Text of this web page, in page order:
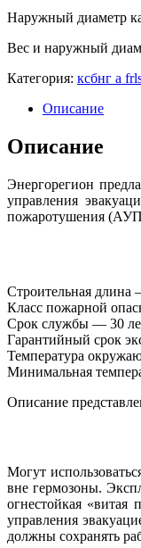
Наружный диаметр
Вес и наружный
Категория: ксбнг а
Описание
Описание
Энергорегион
управления
пожаротушения
Строительная длина
Класс пожарной
Срок службы — 30
Гарантийный срок
Температура
Минимальная
Описание
Могут
вне гермозоны.
огнестойкая
управления
должны сохранять